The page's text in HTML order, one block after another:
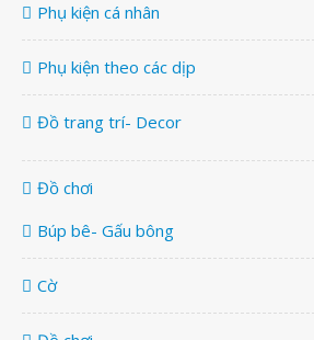
Phụ kiện cá nhân
Phụ kiện theo các dịp
Đồ trang trí- Decor
Đồ chơi
Búp bê- Gấu bông
Cờ